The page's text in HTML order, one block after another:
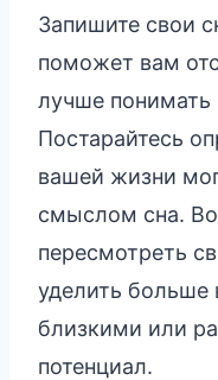
Запишите свои
поможет вам
лучше понимать
Постарайтесь
вашей жизни
смыслом сна.
пересмотреть
уделить больше
близкими или
потенциал.